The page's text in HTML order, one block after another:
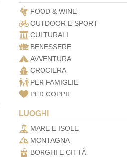
FOOD & WINE
OUTDOOR E SPORT
CULTURALI
BENESSERE
AVVENTURA
CROCIERA
PER FAMIGLIE
PER COPPIE
LUOGHI
MARE E ISOLE
MONTAGNA
BORGHI E CITTÀ